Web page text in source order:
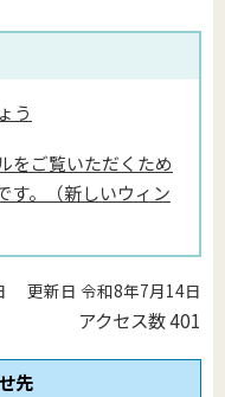
う
をご覧いただくため
す。（新しいウィン
更新日 令和8年7月14日
アクセス数401
先